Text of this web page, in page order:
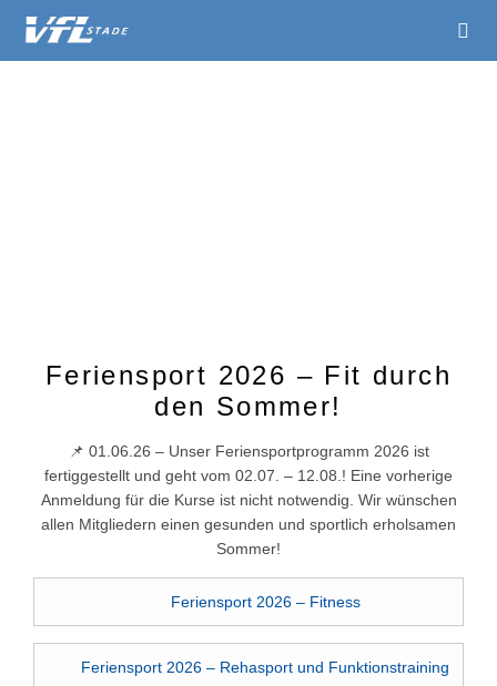
Feriensport 2026 – Fit durch
den Sommer!
📌 01.06.26 – Unser Feriensportprogramm 2026 ist
fertiggestellt und geht vom 02.07. – 12.08.! Eine vorherige
Anmeldung für die Kurse ist nicht notwendig. Wir wünschen
allen Mitgliedern einen gesunden und sportlich erholsamen
Sommer!
Feriensport 2026 – Fitness
Feriensport 2026 – Rehasport und Funktionstraining